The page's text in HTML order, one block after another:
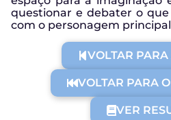
questionar e debater o
com o personagem
VOLTAR
VOLTAR PARA
VER